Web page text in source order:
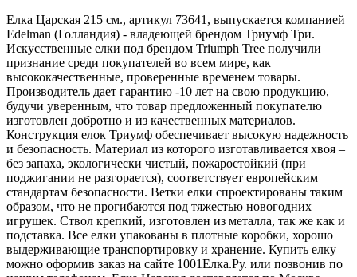
Елка Царская 215 см., артикул 73641, выпускается компанией
Edelman (Голландия) - владеющей брендом Триумф Три.
Искусственные елки под брендом Triumph Tree получили
признание среди покупателей во всем мире, как
высококачественные, проверенные временем товары.
Производитель дает гарантию -10 лет на свою продукцию,
будучи уверенным, что товар предложенный покупателю
изготовлен добротно и из качественных материалов.
Конструкция елок Триумф обеспечивает высокую надежность
и безопасность. Материал из которого изготавливается хвоя –
без запаха, экологически чистый, пожаростойкий (при
поджигании не разгорается), соответствует европейским
стандартам безопасности. Ветки елки спроектированы таким
образом, что не прогибаются под тяжестью новогодних
игрушек. Ствол крепкий, изготовлен из металла, так же как и
подставка. Все елки упакованы в плотные коробки, хорошо
выдерживающие транспортировку и хранение. Купить елку
можно оформив заказ на сайте 1001Елка.Ру. или позвонив по